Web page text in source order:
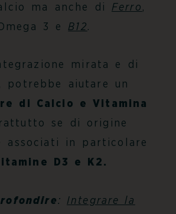
ma anche di Ferro ,
3 e B12.
mirata e di
potrebbe aiutare un
di Calcio e Vitamina
se di origine
associati in particolare
D3 e K2.
: Integrare la